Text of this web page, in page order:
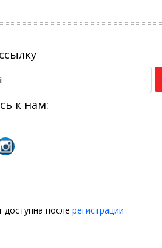
к нам:
доступна после регистрации